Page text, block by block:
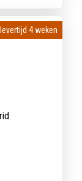
4 weken
4 weken